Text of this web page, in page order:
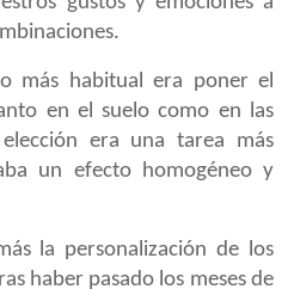
más habitual era poner el
en el suelo como en las
era una tarea más
un efecto homogéneo y
la personalización de los
haber pasado los meses de